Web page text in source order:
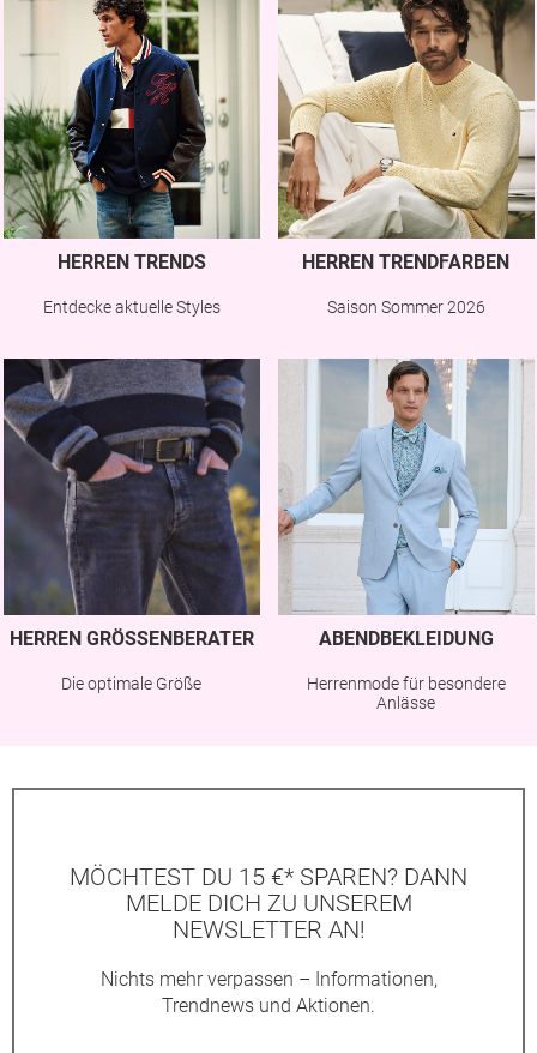
HERREN TRENDS
Entdecke aktuelle Styles
HERREN TRENDFARBEN
Saison Sommer 2026
HERREN GRÖSSENBERATER
Die optimale Größe
ABENDBEKLEIDUNG
Herrenmode für besondere
Anlässe
MÖCHTEST DU 15 €* SPAREN? DANN
MELDE DICH ZU UNSEREM
NEWSLETTER AN!
Nichts mehr verpassen – Informationen,
Trendnews und Aktionen.